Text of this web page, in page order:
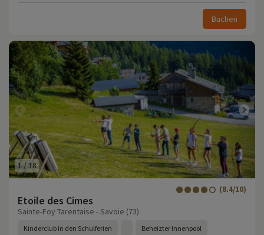
Buchen
1/18
Etoile des Cimes
(8.4/10)
Sainte-Foy Tarentaise - Savoie (73)
Kinderclub in den Schulferien Beheizter Innenpool